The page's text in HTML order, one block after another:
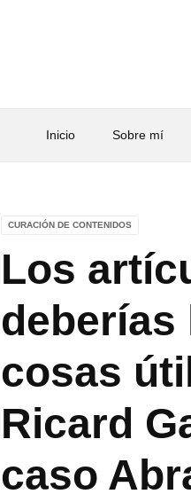
Inicio Sobre mí
CURACIÓN DE CONTENIDOS
Los
deberías
cosas
Ricard
caso